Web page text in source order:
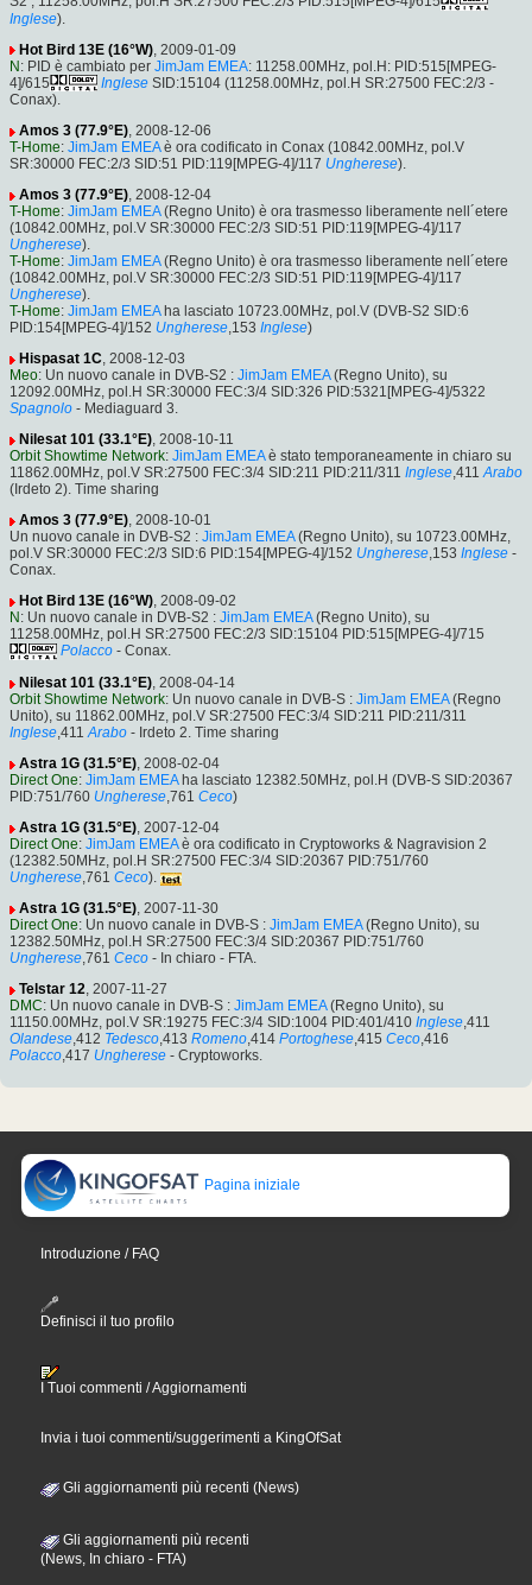
Inglese).
Hot Bird 13E (16°W) , 2009-01-09
N: PID è cambiato per JimJam EMEA: 11258.00MHz, pol.H: PID:515[MPEG-
4]/615
Inglese SID:15104 (11258.00MHz, pol.H SR:27500 FEC:2/3 -
Conax).
Amos 3 (77.9°E), 2008-12-06
T-Home: JimJam EMEAè ora codificato in Conax (10842.00MHz, pol.V
SR:30000 FEC:2/3 SID:51 PID:119[MPEG-4]/117 Ungherese).
Amos 3 (77.9°E), 2008-12-04
T-Home: JimJam EMEA(Regno Unito) è ora trasmesso liberamente nell´etere
(10842.00MHz, pol.V SR:30000 FEC:2/3 SID:51 PID:119[MPEG-4]/117
Ungherese).
T-Home: JimJam EMEA(Regno Unito) è ora trasmesso liberamente nell´etere
(10842.00MHz, pol.V SR:30000 FEC:2/3 SID:51 PID:119[MPEG-4]/117
Ungherese).
T-Home: JimJam EMEAha lasciato 10723.00MHz, pol.V (DVB-S2 SID:6
PID:154[MPEG-4]/152 Ungherese,153 Inglese)
Hispasat 1C, 2008-12-03
Meo: Un nuovo canale in DVB-S2 : JimJam EMEA(Regno Unito), su
12092.00MHz, pol.H SR:30000 FEC:3/4 SID:326 PID:5321[MPEG-4]/5322
Spagnolo - Mediaguard 3.
Nilesat 101 (33.1°E), 2008-10-11
Orbit Showtime Network: JimJam EMEAè stato temporaneamente in chiaro su
11862.00MHz, pol.V SR:27500 FEC:3/4 SID:211 PID:211/311 Inglese,411 Arabo
(Irdeto 2). Time sharing
Amos 3 (77.9°E), 2008-10-01
Un nuovo canale in DVB-S2 : JimJam EMEA(Regno Unito), su 10723.00MHz,
pol.V SR:30000 FEC:2/3 SID:6 PID:154[MPEG-4]/152 Ungherese,153 Inglese -
Conax.
Hot Bird 13E (16°W), 2008-09-02
N : Un nuovo canale in DVB-S2 : JimJam EMEA(Regno Unito), su
11258.00MHz, pol.H SR:27500 FEC:2/3 SID:15104 PID:515[MPEG-4]/715
Polacco - Conax.
Nilesat 101 (33.1°E), 2008-04-14
Orbit Showtime Network: Un nuovo canale in DVB-S : JimJam EMEA(Regno
Unito), su 11862.00MHz, pol.V SR:27500 FEC:3/4 SID:211 PID:211/311
Inglese,411 Arabo - Irdeto 2. Time sharing
Astra 1G (31.5°E), 2008-02-04
Direct One: JimJam EMEAha lasciato 12382.50MHz, pol.H (DVB-S SID:20367
PID:751/760 Ungherese,761 Ceco)
Astra 1G (31.5°E), 2007-12-04
Direct One: JimJam EMEAè ora codificato in Cryptoworks & Nagravision 2
(12382.50MHz, pol.H SR:27500 FEC:3/4 SID:20367 PID:751/760
Ungherese,761 Ceco).
Astra 1G (31.5°E), 2007-11-30
Direct One: Un nuovo canale in DVB-S : JimJam EMEA(Regno Unito), su
12382.50MHz, pol.H SR:27500 FEC:3/4 SID:20367 PID:751/760
Ungherese,761 Ceco - In chiaro - FTA.
Telstar 12, 2007-11-27
DMC: Un nuovo canale in DVB-S : JimJam EMEA(Regno Unito), su
11150.00MHz, pol.V SR:19275 FEC:3/4 SID:1004 PID:401/410 Inglese,411
Olandese,412 Tedesco,413 Romeno,414 Portoghese,415 Ceco,416
Polacco,417 Ungherese - Cryptoworks.
Pagina iniziale
Introduzione / FAQ
Definisci il tuo profilo
I Tuoi commenti / Aggiornamenti
Invia i tuoi commenti/suggerimenti a KingOfSat
Gli aggiornamenti più recenti (News)
Gli aggiornamenti più recenti
(News, In chiaro - FTA)